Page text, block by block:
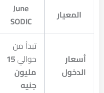
المعيار
June
SODIC
أسعار
الدخول
تبدأ من
حوالي15
مليون
جنيه